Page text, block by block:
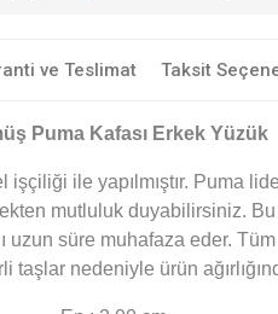
ve Teslimat Taksit
Puma Kafası Erkek Yüzük
ile yapılmıştır. Puma
mutluluk duyabilirsiniz.
uzun süre muhafaza eder.
taşlar nedeniyle ürün